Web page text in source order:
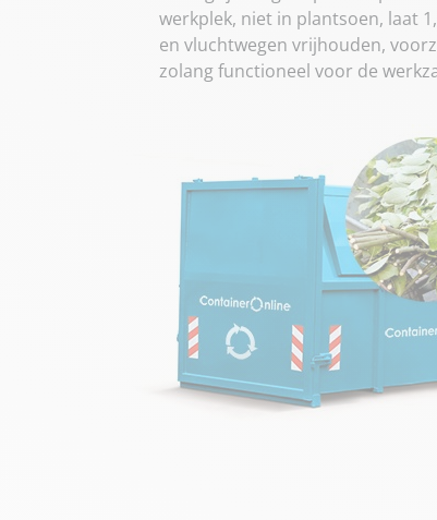
werkplek, niet in plantsoen, laat
en vluchtwegen vrijhouden,
zolang functioneel voor de